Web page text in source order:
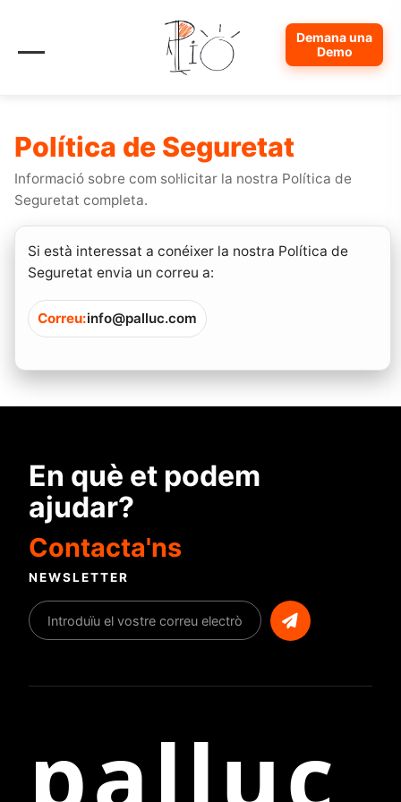
Demana una
Demo
Política de Seguretat
Informació sobre com sol·licitar la nostra Política de
Seguretat completa.
Si està interessat a conéixer la nostra Política de
Seguretat envia un correu a:
Correu:info@palluc.com
En què et podem
ajudar?
Contacta'ns
NEWSLETTER
Enviar
palluc
Característiques Clau
Activitats i Cursos
Instal·lacions i Recursos
Bons i Abonaments